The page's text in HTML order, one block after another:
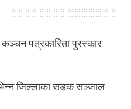
कञ्चन पत्रकारिता पुरस्कार
जिल्लाका सडक सञ्जाल